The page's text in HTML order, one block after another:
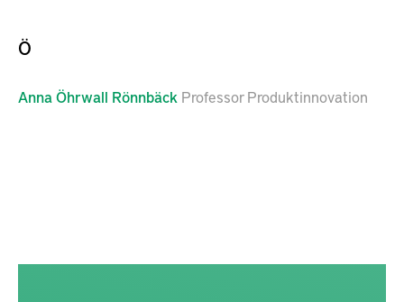
Ö
AnnaÖhrwall Rönnbäck Professor Produktinnovation